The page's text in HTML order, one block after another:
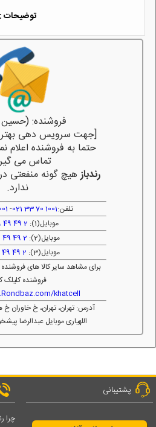
توضیحات :
فروشنده:
[جهت سرویس دهی بهتر
حتما به فروشنده اعلام
تماس می
رندبازهیچ گونه منفعتی
ندارد.
تلفن:1001 70 33 021
-
33 021
موبایل(1):
2 49 49 49 0919
موبایل(2):
2 49 49 49 0919
موبایل(3):
2 49 49 49 0919
برای مشاهد سایر کالا های
فروشنده کلیلک
khatcell
آدرس: تهران، تهران، خ خاوران
اللهیاری موبایل عبدالرضا
پشتیبانی
چرا